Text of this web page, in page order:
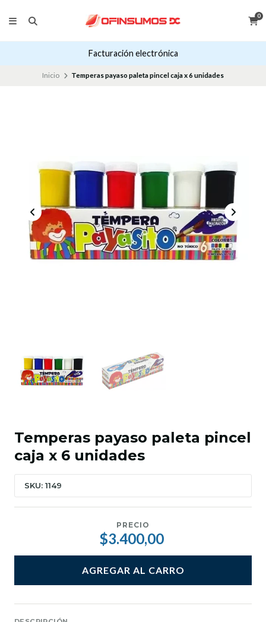
0
Facturación electrónica
Inicio Temperas payaso paleta pincel caja x 6 unidades
Temperas payaso paleta pincel
caja x 6 unidades
SKU: 1149
PRECIO
$3.400,00
AGREGAR AL CARRO